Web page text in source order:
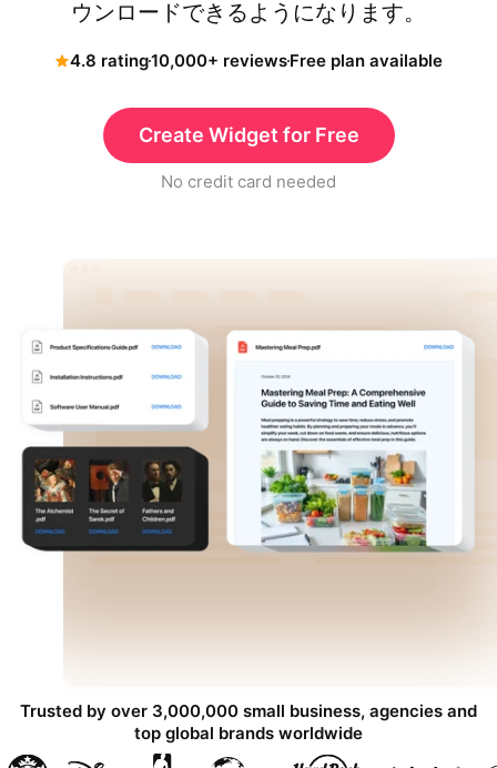
ウンロードできるようになります。
4.8 rating10,000+ reviewsFree plan available
Create Widget for Free
No credit card needed
Trusted by over 3,000,000 small business, agencies and
top global brands worldwide